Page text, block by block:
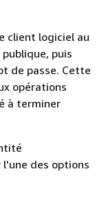
client logiciel au
puis
de passe. Cette
opérations
à terminer
l'une des options